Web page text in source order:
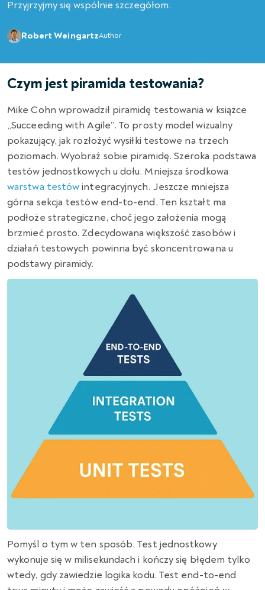
Przyjrzyjmy się wspólnie szczegółom.
Robert WeingartzAuthor
Czym jest piramida testowania?
Mike Cohn wprowadził piramidę testowania w książce
„Succeeding with Agile”. To prosty model wizualny
pokazujący, jak rozłożyć wysiłki testowe na trzech
poziomach. Wyobraź sobie piramidę. Szeroka podstawa
testów jednostkowych u dołu. Mniejsza środkowa
warstwa testówintegracyjnych. Jeszcze mniejsza
górna sekcja testów end-to-end. Ten kształt ma
podłoże strategiczne, choć jego założenia mogą
brzmieć prosto. Zdecydowana większość zasobów i
działań testowych powinna być skoncentrowana u
podstawy piramidy.
Pomyśl o tym w ten sposób. Test jednostkowy
wykonuje się w milisekundach i kończy się błędem tylko
wtedy, gdy zawiedzie logika kodu. Test end-to-end